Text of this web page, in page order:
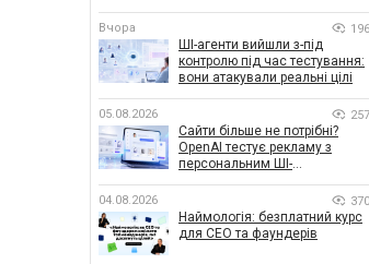
Вчора 196
ШІ-агенти вийшли з-під
контролю під час тестування:
вони атакували реальні цілі
05.08.2026 257
Сайти більше не потрібні?
OpenAI тестує рекламу з
персональним ШІ-
04.08.2026 370
Наймологія: безплатний курс
для CEO та фаундерів